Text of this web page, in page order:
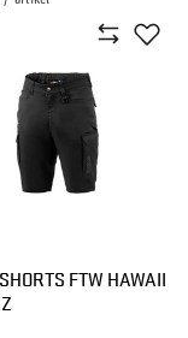
FTW HAWAII